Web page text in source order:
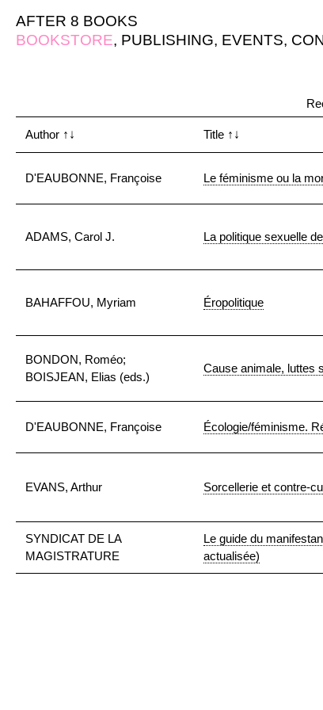
AFTER 8 BOOKS
BOOKSTORE, PUBLISHING, EVENTS,
Author ↑↓ Title ↑↓
D'EAUBONNE, Françoise Le féminisme ou la
ADAMS, Carol J. La politique sexuelle
BAHAFFOU, Myriam Éropolitique
BONDON, Roméo;
BOISJEAN, Elias (eds.)
Cause animale, luttes
D'EAUBONNE, Françoise Écologie/féminisme.
EVANS, Arthur Sorcellerie et contre-
SYNDICAT DE LA
MAGISTRATURE
Le guide du
actualisée)